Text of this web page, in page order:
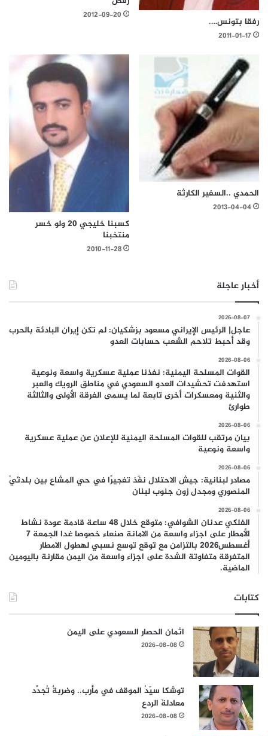
رفقا بتونس….
2011-01-17
2012-09-20
الحمدي ..السفير الكارثة
2013-04-04
كسبنا خليجي 20 ولو خسر
منتخبنا
2010-11-28
أخبار عاجلة
2026-08-07
عاجل| الرئيس الإيراني مسعود بزشكيان: لم تكن إيران البادئة بالحرب
وقد أحبط تلاحم الشعب حسابات العدو
2026-08-06
القوات المسلحة اليمنية: نفذنا عملية عسكرية واسعة ونوعية
استهدفت تحشيدات العدو السعودي في مناطق الرويك والعبر
والثنية ومعسكرات أخرى تابعة لما يسمى الفرقة الأولى والثالثة
طوارئ
2026-08-06
بيان مرتقب للقوات المسلحة اليمنية للإعلان عن عملية عسكرية
واسعة ونوعية
2026-08-06
مصادر لبنانية: جيش الاحتلال نفّذ تفجيرًا في حي المشاع بين بلدتَيْ
المنصوري ومجدل زون جنوب لبنان
2026-08-06
الفلكي عدنان الشوافي: متوقع خلال 48 ساعة قادمة عودة نشاط
الأمطار على اجزاء واسعة من الامانة صنعاء خصوصا غدا الجمعة 7
أغسطس2026 بالتزامن مع توقع توسع نسبي لهطول الامطار
المتفرقة متفاوتة الشدة على اجزاء واسعة من اليمن مقارنة باليومين
الماضية.
كتابات
اثمان الحصار السعودي على اليمن
2026-08-08
توشكا سيّدُ الموقف في مأرب.. وضربةٌ تُجدِّد
معادلةَ الردع
2026-08-08